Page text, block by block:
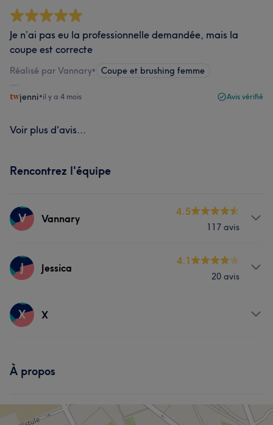
Je n’ai pas eu la professionnelle demandée, mais la
coupe est correcte
Réalisé par Vannary• Coupe et brushing femme
jenni•il y a 4 mois Avis vérifié
Voir plus d'avis...
Rencontrez l'équipe
V Vannary
4.5
117 avis
Prestations
J Jessica
4.1
20 avis
Prestations
X X
Coiffure
À propos